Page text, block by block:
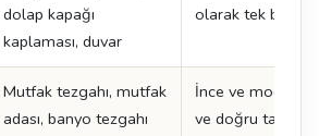
dolap kapağı
kaplaması, duvar
olarak tek
Mutfak tezgahı, mutfak
adası, banyo tezgahı
İnce ve modern
ve doğru taşıma